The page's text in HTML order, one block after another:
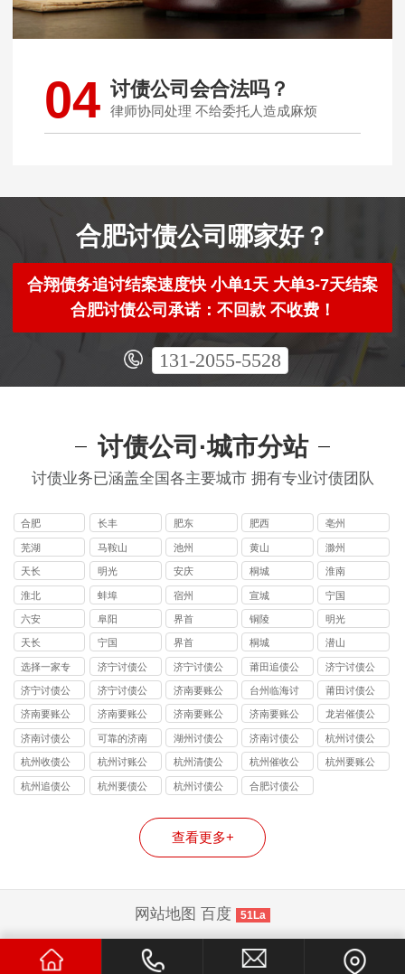
04 讨债公司会合法吗？
律师协同处理 不给委托人造成麻烦
合肥讨债公司哪家好？
合翔债务追讨结案速度快 小单1天 大单3-7天结案
合肥讨债公司承诺：不回款 不收费！
131-2055-5528
讨债公司·城市分站
讨债业务已涵盖全国各主要城市 拥有专业讨债团队
合肥 长丰 肥东 肥西 亳州
芜湖 马鞍山 池州 黄山 滁州
天长 明光 安庆 桐城 淮南
淮北 蚌埠 宿州 宣城 宁国
六安 阜阳 界首 铜陵 明光
天长 宁国 界首 桐城 潜山
选择一家专
业的济宁讨
债公司
济宁讨债公
司收款评估
进度
济宁讨债公
司法律手段
莆田追债公
司
济宁讨债公
司应具备专
业谈判能力
济宁讨债公
司背景调查
济宁讨债公
司
济南要账公
司催款
台州临海讨
债公司
莆田讨债公
司
济南要账公
司口碑
济南要账公
司收费制度
济南要账公
司遵循原则
济南要账公
司
龙岩催债公
司
济南讨债公
司催收团队
可靠的济南
讨债公司
湖州讨债公
司
济南讨债公
司回款方案
杭州讨债公
司
杭州收债公
司
杭州讨账公
司
杭州清债公
司
杭州催收公
司
杭州要账公
杭州追债公
杭州要债公
杭州讨债公
合肥讨债公
查看更多+
网站地图 百度 51La